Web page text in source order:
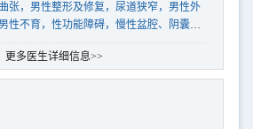
张，男性整形及修复，尿道狭窄，男性外
性不育，性功能障碍，慢性盆腔、阴囊疼
疗
更多医生详细信息>>